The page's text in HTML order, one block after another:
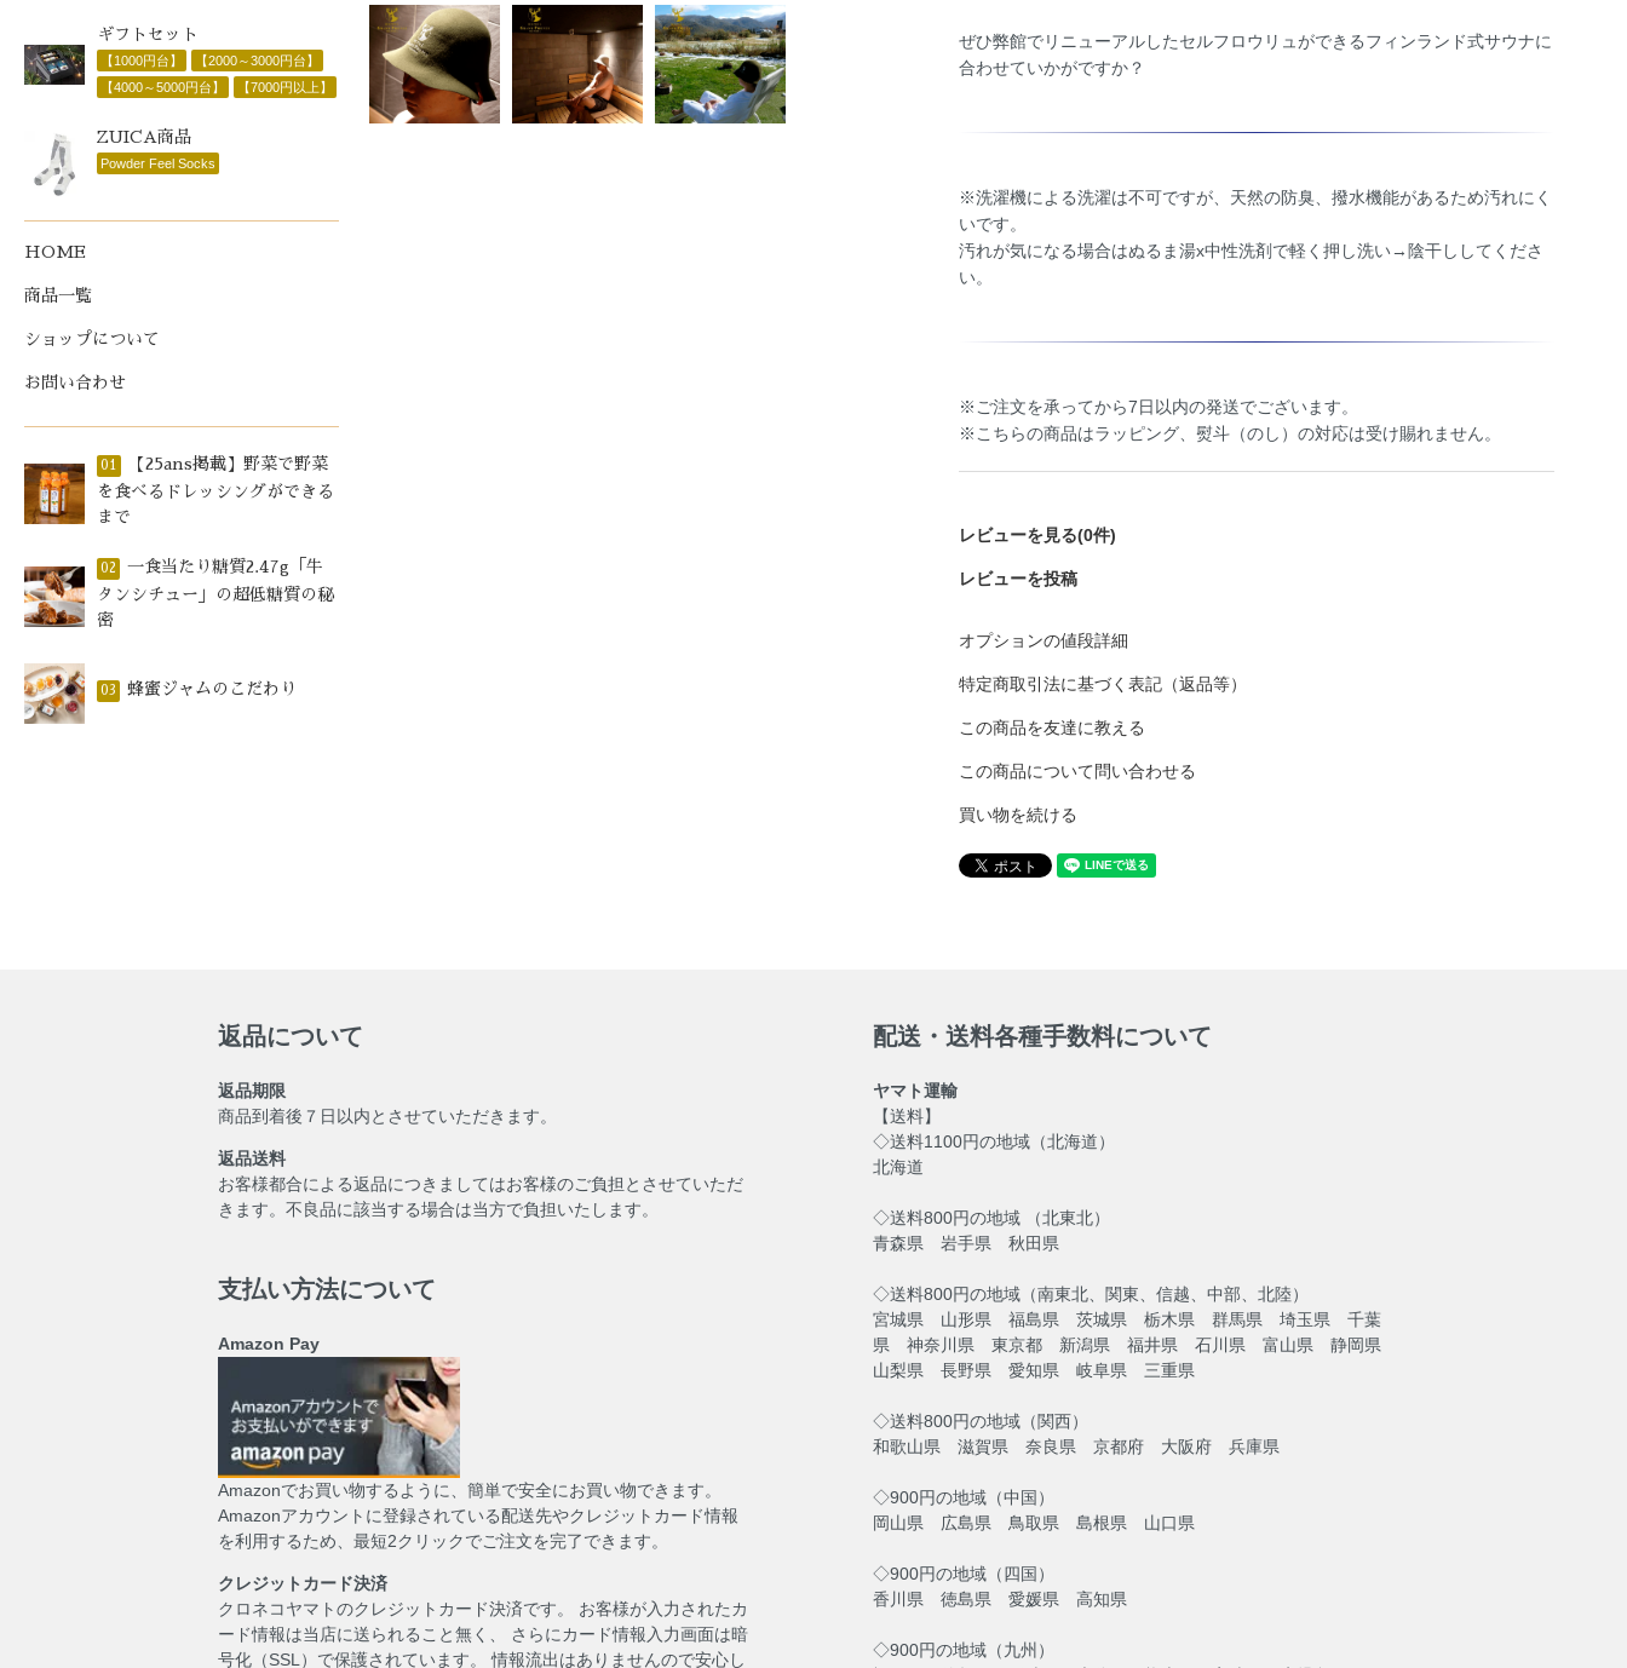
ギフトセット
【1000円台】
【2000～3000円台】
【4000～5000円台】
【7000円以上】
ZUICA商品
Powder Feel Socks
HOME
商品一覧
ショップについて
お問い合わせ
01
【25ans掲載】野菜で野菜
を食べるドレッシングができる
まで
02
一食当たり糖質2.47g「牛
タンシチュー」の超低糖質の秘
密
03 蜂蜜ジャムのこだわり
ぜひ弊館でリニューアルしたセルフロウリュができるフィンランド式サウナに
合わせていかがですか？
※洗濯機による洗濯は不可ですが、天然の防臭、撥水機能があるため汚れにく
いです。
汚れが気になる場合はぬるま湯x中性洗剤で軽く押し洗い→陰干ししてくださ
い。
※ご注文を承ってから7日以内の発送でございます。
※こちらの商品はラッピング、熨斗（のし）の対応は受け賜れません。
レビューを見る(0件)
レビューを投稿
オプションの値段詳細
特定商取引法に基づく表記（返品等）
この商品を友達に教える
この商品について問い合わせる
買い物を続ける
返品について
返品期限
商品到着後７日以内とさせていただきます。
返品送料
お客様都合による返品につきましてはお客様のご負担とさせていただ
きます。不良品に該当する場合は当方で負担いたします。
支払い方法について
Amazon Pay
Amazonでお買い物するように、簡単で安全にお買い物できます。
Amazonアカウントに登録されている配送先やクレジットカード情報
を利用するため、最短2クリックでご注文を完了できます。
クレジットカード決済
クロネコヤマトのクレジットカード決済です。 お客様が入力されたカ
ード情報は当店に送られること無く、 さらにカード情報入力画面は暗
号化（SSL）で保護されています。 情報流出はありませんので安心し
配送・送料各種手数料について
ヤマト運輸
【送料】
◇送料1100円の地域（北海道）
北海道
◇送料800円の地域 （北東北）
青森県 岩手県 秋田県
◇送料800円の地域（南東北、関東、信越、中部、北陸）
宮城県 山形県 福島県 茨城県 栃木県 群馬県 埼玉県 千葉
県 神奈川県 東京都 新潟県 福井県 石川県 富山県 静岡県
山梨県 長野県 愛知県 岐阜県 三重県
◇送料800円の地域（関西）
和歌山県 滋賀県 奈良県 京都府 大阪府 兵庫県
◇900円の地域（中国）
岡山県 広島県 鳥取県 島根県 山口県
◇900円の地域（四国）
香川県 徳島県 愛媛県 高知県
◇900円の地域（九州）